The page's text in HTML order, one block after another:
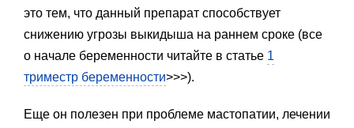
это тем, что данный препарат способствует
снижению угрозы выкидыша на раннем сроке (все
о начале беременности читайте в статье 1
триместр беременности>>>).
Еще он полезен при проблеме мастопатии, лечении